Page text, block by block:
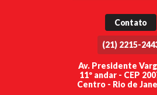
Contato
(21) 2215-
Av. Presidente
11º andar - CEP
Centro - Rio de